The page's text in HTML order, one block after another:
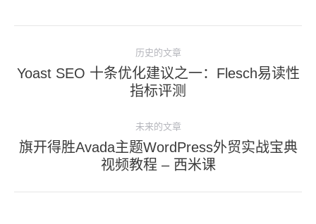
导
历史的文章
历
史
章：
Yoast SEO 十条优化建议之一：Flesch易读性
指标评测
未来的文章
未
的
旗开得胜Avada主题WordPress外贸实战宝典
视频教程 – 西米课